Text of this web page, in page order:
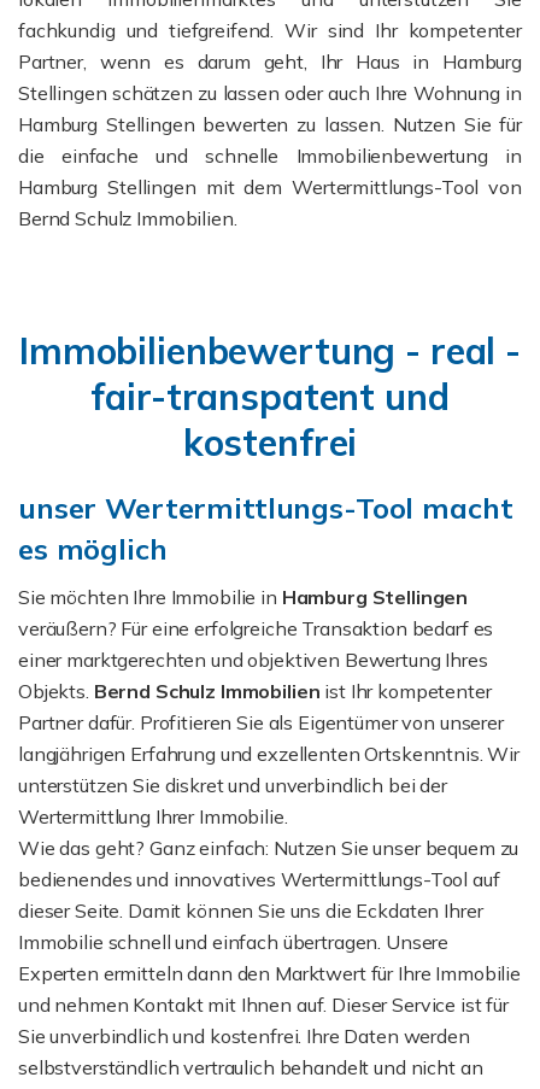
fachkundig und tiefgreifend. Wir sind Ihr kompetenter
Partner, wenn es darum geht, Ihr Haus in Hamburg
Stellingen schätzen zu lassen oder auch Ihre Wohnung in
Hamburg Stellingen bewerten zu lassen. Nutzen Sie für
die einfache und schnelle Immobilienbewertung in
Hamburg Stellingen mit dem Wertermittlungs-Tool von
Bernd Schulz Immobilien.
Immobilienbewertung - real -
fair-transpatent und
kostenfrei
unser Wertermittlungs-Tool macht
es möglich
Sie möchten Ihre Immobilie in Hamburg Stellingen
veräußern? Für eine erfolgreiche Transaktion bedarf es
einer marktgerechten und objektiven Bewertung Ihres
Objekts. Bernd Schulz Immobilien ist Ihr kompetenter
Partner dafür. Profitieren Sie als Eigentümer von unserer
langjährigen Erfahrung und exzellenten Ortskenntnis. Wir
unterstützen Sie diskret und unverbindlich bei der
Wertermittlung Ihrer Immobilie.
Wie das geht? Ganz einfach: Nutzen Sie unser bequem zu
bedienendes und innovatives Wertermittlungs-Tool auf
dieser Seite. Damit können Sie uns die Eckdaten Ihrer
Immobilie schnell und einfach übertragen. Unsere
Experten ermitteln dann den Marktwert für Ihre Immobilie
und nehmen Kontakt mit Ihnen auf. Dieser Service ist für
Sie unverbindlich und kostenfrei. Ihre Daten werden
selbstverständlich vertraulich behandelt und nicht an